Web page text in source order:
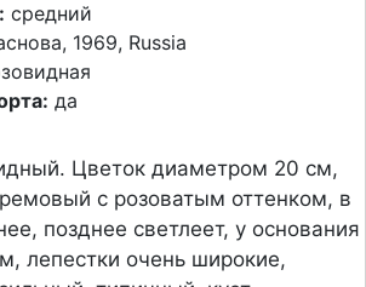
средний
1969, Russia
да
Цветок диаметром 20 см,
с розоватым оттенком, в
позднее светлеет, у основания
лепестки очень широкие,